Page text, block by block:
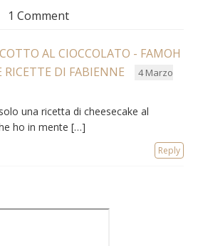
1 Comment
AL CIOCCOLATO - FAMOH
RICETTE DI FABIENNE
4 Marzo
una ricetta di cheesecake al
ho in mente […]
Reply